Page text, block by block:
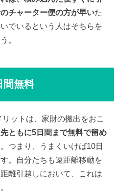
チャーター便の方が早いた
でいるという人はそちらを
。
間無料
ットは、家財の搬出をおこ
ともに5日間まで無料で留め
つまり、うまくいけば10日
。自分たちも遠距離移動を
離引越しにおいて、これは